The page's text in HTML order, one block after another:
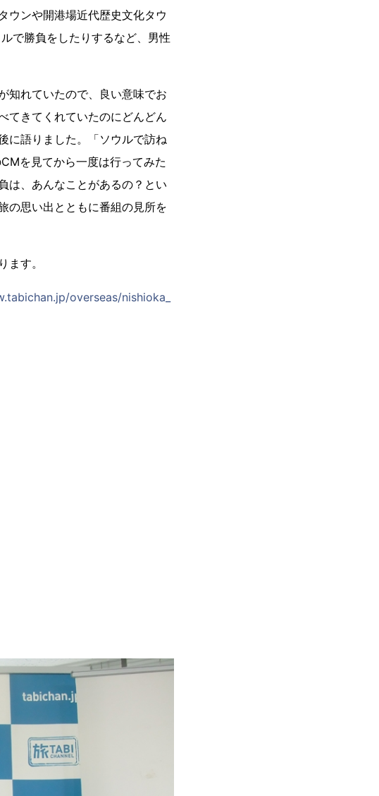
ウンや開港場近代歴史文化タウ
で勝負をしたりするなど、男性
知れていたので、良い意味でお
てきてくれていたのにどんどん
に語りました。「ソウルで訪ね
を見てから一度は行ってみた
は、あんなことがあるの？とい
の思い出とともに番組の見所を
す。
overseas/nishioka_